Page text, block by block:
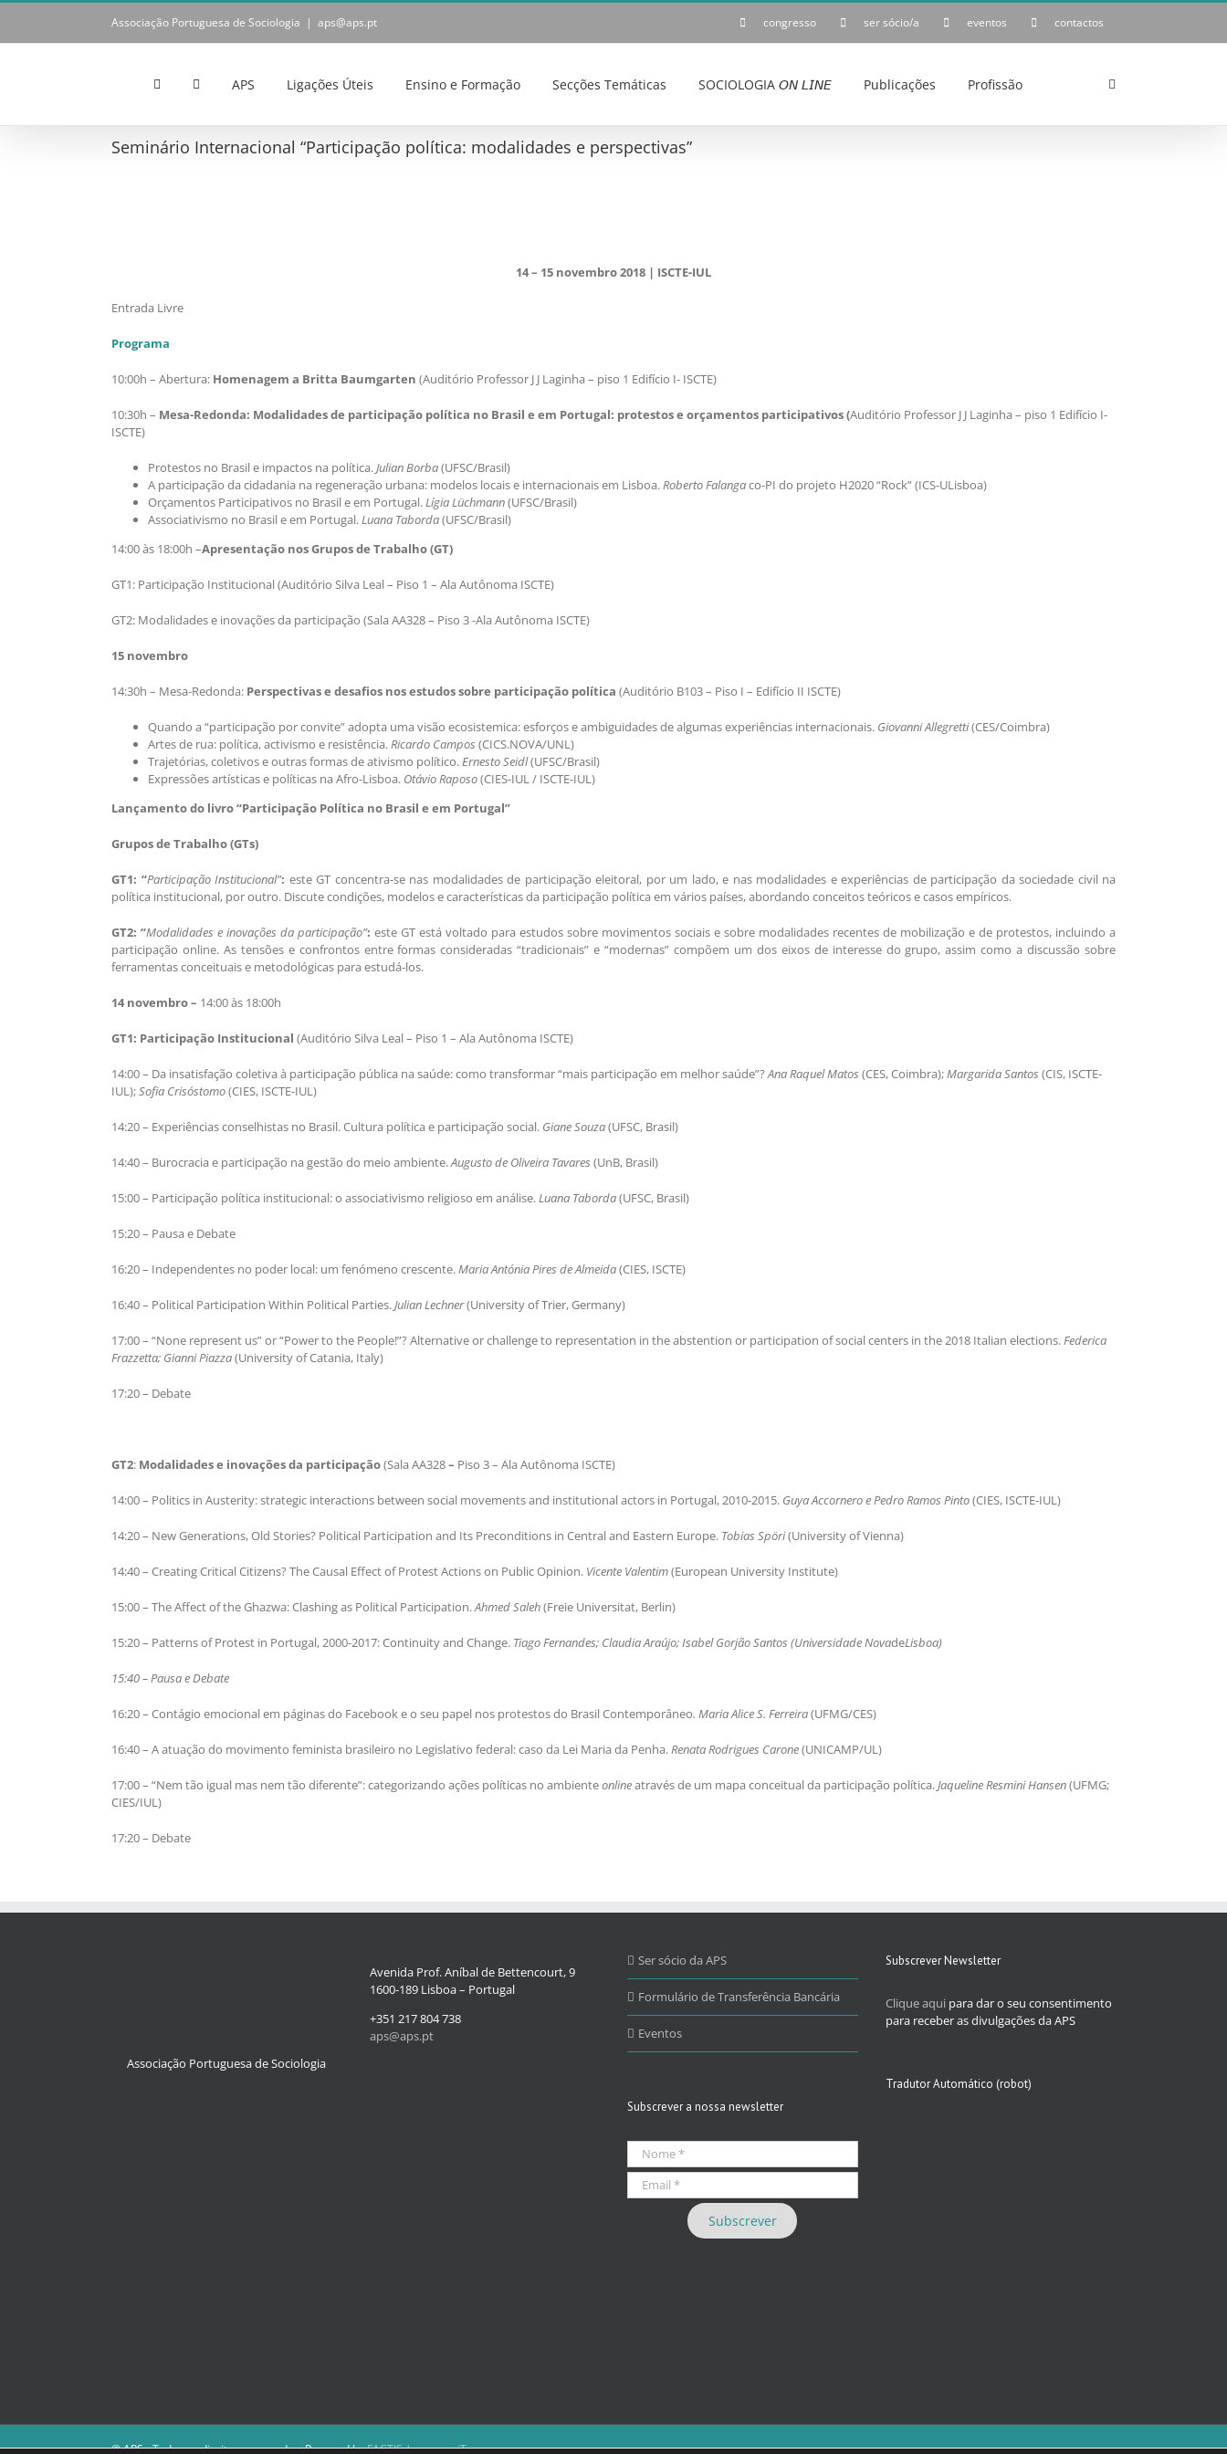
Skip
content
Associação Portuguesa de Sociologia | aps@aps.pt congresso ser sócio/a eventos contactos
APS Ligações Úteis Ensino e Formação Secções Temáticas SOCIOLOGIA 𝘖𝘕 𝘓𝘐𝘕𝘌 Publicações Profissão
Seminário Internacional “Participação política: modalidades e perspectivas”
14 – 15 novembro 2018 | ISCTE-IUL
Entrada Livre
Programa
10:00h – Abertura: Homenagem a Britta Baumgarten (Auditório Professor J J Laginha – piso 1 Edifício I- ISCTE)
10:30h – Mesa-Redonda: Modalidades de participação política no Brasil e em Portugal: protestos e orçamentos participativos (Auditório Professor J J Laginha – piso 1 Edifício I-
ISCTE)
Protestos no Brasil e impactos na política.Julian Borba(UFSC/Brasil)
A participação da cidadania na regeneração urbana: modelos locais e internacionais em Lisboa.Roberto Falangaco-PI do projeto H2020 “Rock” (ICS-ULisboa)
Orçamentos Participativos no Brasil e em Portugal.Lígia Lüchmann(UFSC/Brasil)
Associativismo no Brasil e em Portugal.Luana Taborda(UFSC/Brasil)
14:00 às 18:00h –Apresentação nos Grupos de Trabalho (GT)
GT1: Participação Institucional (Auditório Silva Leal – Piso 1 – Ala Autônoma ISCTE)
GT2: Modalidades e inovações da participação (Sala AA328 – Piso 3 -Ala Autônoma ISCTE)
15 novembro
14:30h – Mesa-Redonda: Perspectivas e desafios nos estudos sobre participação política (Auditório B103 – Piso I – Edifício II ISCTE)
Quando a “participação por convite” adopta uma visão ecosistemica: esforços e ambiguidades de algumas experiências internacionais. Giovanni Allegretti(CES/Coimbra)
Artes de rua: política, activismo e resistência.Ricardo Campos (CICS.NOVA/UNL)
Trajetórias, coletivos e outras formas de ativismo político.Ernesto Seidl(UFSC/Brasil)
Expressões artísticas e políticas na Afro-Lisboa. Otávio Raposo(CIES-IUL / ISCTE-IUL)
Lançamento do livro “Participação Política no Brasil e em Portugal”
Grupos de Trabalho (GTs)
GT1: “Participação Institucional”: este GT concentra-se nas modalidades de participação eleitoral, por um lado, e nas modalidades e experiências de participação da sociedade civil na
política institucional, por outro. Discute condições, modelos e características da participação política em vários países, abordando conceitos teóricos e casos empíricos.
GT2: “Modalidades e inovações da participação”: este GT está voltado para estudos sobre movimentos sociais e sobre modalidades recentes de mobilização e de protestos, incluindo a
participação online. As tensões e confrontos entre formas consideradas “tradicionais” e “modernas” compõem um dos eixos de interesse do grupo, assim como a discussão sobre
ferramentas conceituais e metodológicas para estudá-los.
14 novembro – 14:00 às 18:00h
GT1: Participação Institucional (Auditório Silva Leal – Piso 1 – Ala Autônoma ISCTE)
14:00 – Da insatisfação coletiva à participação pública na saúde: como transformar “mais participação em melhor saúde”?Ana Raquel Matos (CES, Coimbra);Margarida Santos (CIS, ISCTE-
IUL);Sofia Crisóstomo(CIES, ISCTE-IUL)
14:20 – Experiências conselhistas no Brasil. Cultura política e participação social. Giane Souza(UFSC, Brasil)
14:40 – Burocracia e participação na gestão do meio ambiente.Augusto de Oliveira Tavares (UnB, Brasil)
15:00 – Participação política institucional: o associativismo religioso em análise.Luana Taborda(UFSC, Brasil)
15:20 – Pausa e Debate
16:20 – Independentes no poder local: um fenómeno crescente.Maria Antónia Pires de Almeida(CIES, ISCTE)
16:40 – Political Participation Within Political Parties.Julian Lechner(University of Trier, Germany)
17:00 – “None represent us” or “Power to the People!”? Alternative or challenge to representation in the abstention or participation of social centers in the 2018 Italian elections.Federica
Frazzetta; Gianni Piazza(University of Catania, Italy)
17:20 – Debate
GT2: Modalidades e inovações da participação(Sala AA328– Piso 3 – Ala Autônoma ISCTE)
14:00 – Politics in Austerity: strategic interactions between social movements and institutional actors in Portugal, 2010-2015. Guya Accorneroe Pedro Ramos Pinto(CIES, ISCTE-IUL)
14:20 – New Generations, Old Stories? Political Participation and Its Preconditions in Central and Eastern Europe. Tobias Spöri(University of Vienna)
14:40 – Creating Critical Citizens? The Causal Effect of Protest Actions on Public Opinion. Vicente Valentim(European University Institute)
15:00 – The Affect of the Ghazwa: Clashing as Political Participation.Ahmed Saleh(Freie Universitat, Berlin)
15:20 – Patterns of Protest in Portugal, 2000-2017: Continuity and Change. Tiago Fernandes; Claudia Araújo; Isabel Gorjão Santos (Universidade NovadeLisboa)
15:40 – Pausa e Debate
16:20 – Contágio emocional em páginas do Facebook e o seu papel nos protestos do Brasil Contemporâneo. Maria Alice S. Ferreira(UFMG/CES)
16:40 – A atuação do movimento feminista brasileiro no Legislativo federal: caso da Lei Maria da Penha.Renata Rodrigues Carone(UNICAMP/UL)
17:00 – “Nem tão igual mas nem tão diferente”: categorizando ações políticas no ambienteonlineatravés de um mapa conceitual da participação política.Jaqueline Resmini Hansen(UFMG;
CIES/IUL)
17:20 – Debate
Associação Portuguesa de Sociologia
Avenida Prof. Aníbal de Bettencourt, 9
1600-189 Lisboa – Portugal
+351 217 804 738
aps@aps.pt
Ser sócio da APS
Formulário de Transferência Bancária
Eventos
Subscrever a nossa newsletter
Subscrever Newsletter
Clique aqui para dar o seu consentimento
para receber as divulgações da APS
Tradutor Automático (robot)
© APS - Todos os direitos reservados. Powered byFACTIS | we care iT